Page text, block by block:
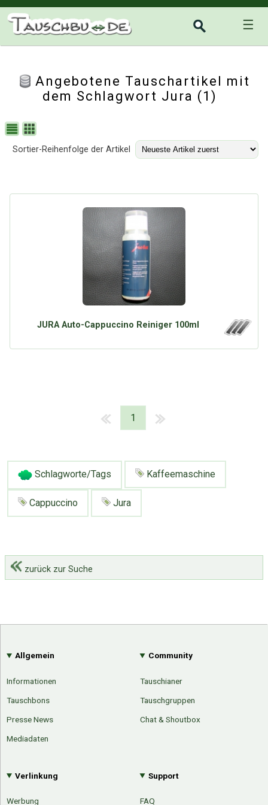
☰
Angebotene Tauschartikel mit
dem Schlagwort Jura (1)
Sortier-Reihenfolge der Artikel
JURA Auto-Cappuccino Reiniger 100ml
1
Schlagworte/Tags Kaffeemaschine
Cappuccino Jura
zurück zur Suche
Allgemein
Informationen
Tauschbons
Presse News
Mediadaten
Community
Tauschianer
Tauschgruppen
Chat & Shoutbox
Verlinkung
Werbung
Support
FAQ